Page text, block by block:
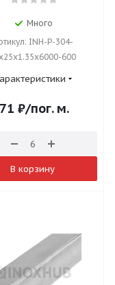
Много
INH-P-304-
600
₽/пог. м.
В корзину